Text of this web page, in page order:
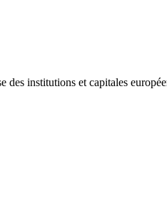
institutions et capitales